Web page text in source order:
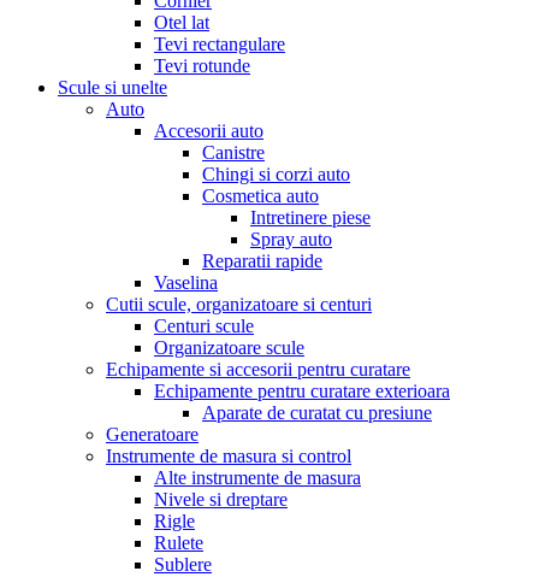
Otel lat
Tevi rectangulare
Tevi rotunde
Scule si unelte
Auto
Accesorii auto
Canistre
Chingi si corzi auto
Cosmetica auto
Intretinere piese
Spray auto
Reparatii rapide
Vaselina
Cutii scule, organizatoare si centuri
Centuri scule
Organizatoare scule
Echipamente si accesorii pentru curatare
Echipamente pentru curatare exterioara
Aparate de curatat cu presiune
Generatoare
Instrumente de masura si control
Alte instrumente de masura
Nivele si dreptare
Rigle
Rulete
Sublere